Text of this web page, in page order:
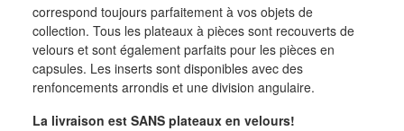
correspond toujours parfaitement à vos objets de
collection. Tous les plateaux à pièces sont recouverts de
velours et sont également parfaits pour les pièces en
capsules. Les inserts sont disponibles avec des
renfoncements arrondis et une division angulaire.
La livraison est SANS plateaux en velours!